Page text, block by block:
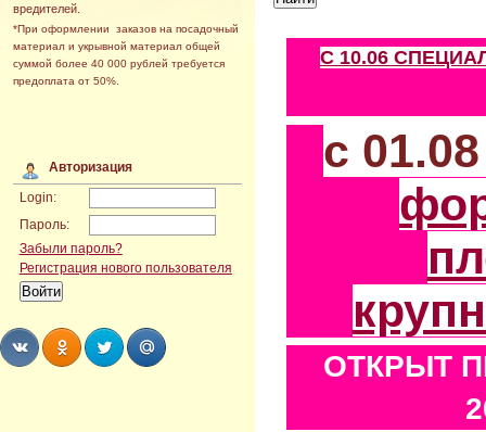
вредителей.
*При оформлении заказов на посадочный
материал и укрывной материал общей
суммой более 40 000 рублей требуется
предоплата от 50%.
Авторизация
Login:
Пароль:
Забыли пароль?
Регистрация нового пользователя
С 10.06
с
ОТКРЫТ